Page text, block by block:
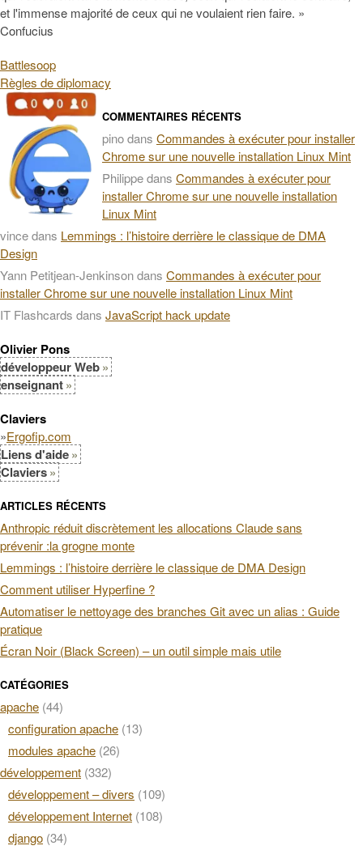
et l'immense majorité de ceux qui ne voulaient rien faire. »
Confucius
Battlesoop
Règles de diplomacy
COMMENTAIRES RÉCENTS
pinodans Commandes à exécuter pour installer
Chrome sur une nouvelle installation Linux Mint
Philippedans Commandes à exécuter pour
installer Chrome sur une nouvelle installation
Linux Mint
vincedans Lemmings : l’histoire derrière le classique de DMA
Design
Yann Petitjean-Jenkinsondans Commandes à exécuter pour
installer Chrome sur une nouvelle installation Linux Mint
IT Flashcards dans JavaScript hack update
Olivier Pons
développeur Web
enseignant
Claviers
»Ergofip.com
Liens d'aide
Claviers
ARTICLES RÉCENTS
Anthropic réduit discrètement les allocations Claude sans
prévenir :la grogne monte
Lemmings : l’histoire derrière le classique de DMA Design
Comment utiliser Hyperfine ?
Automatiser le nettoyage des branches Git avec un alias : Guide
pratique
Écran Noir (Black Screen) – un outil simple mais utile
CATÉGORIES
apache (44)
configuration apache (13)
modules apache (26)
développement (332)
développement – divers (109)
développement Internet (108)
django (34)